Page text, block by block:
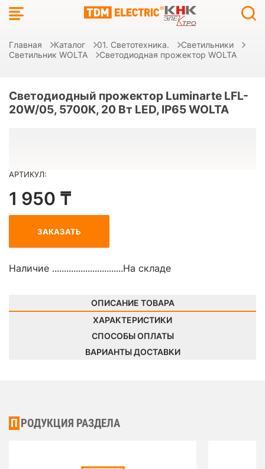
Главная Каталог 01. Светотехника.
Светильники
Светильник WOLTA
Светодиодная прожектор WOLTA
Светодиодный прожектор Luminarte LFL-
20W/05, 5700К, 20 Вт LED, IP65 WOLTA
АРТИКУЛ:
1 950 ₸
ЗАКАЗАТЬ
Наличие ..............................На складе
ОПИСАНИЕ ТОВАРА
ХАРАКТЕРИСТИКИ
СПОСОБЫ ОПЛАТЫ
ВАРИАНТЫ ДОСТАВКИ
ПРОДУКЦИЯ РАЗДЕЛА